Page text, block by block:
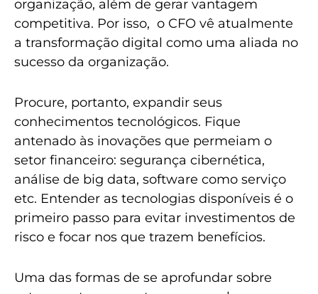
organização, além de gerar vantagem
competitiva. Por isso, o CFO vê atualmente
a transformação digital como uma aliada no
sucesso da organização.
Procure, portanto, expandir seus
conhecimentos tecnológicos. Fique
antenado às inovações que permeiam o
setor financeiro: segurança cibernética,
análise de big data, software como serviço
etc. Entender as tecnologias disponíveis é o
primeiro passo para evitar investimentos de
risco e focar nos que trazem benefícios.
Uma das formas de se aprofundar sobre